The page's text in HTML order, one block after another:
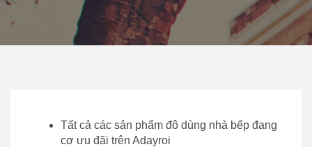
Tất cả các sản phẩm đô dùng nhà bếp đang
cơ ưu đãi trên Adayroi